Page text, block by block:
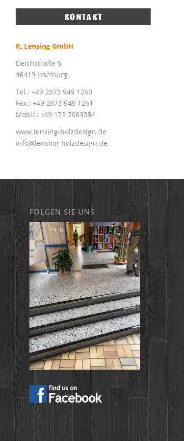
R. Lensing GmbH
Deichstraße 5
46419 Isselburg
Tel.: +49 2873 949 1260
Fax.: +49 2873 949 1261
Mobil.: +49 173 7063084
www.lensing-holzdesign.de
info@lensing-holzdesign.de
FOLGEN SIE UNS